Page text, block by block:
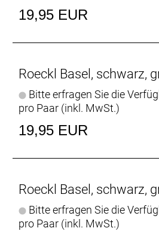
19,95 EUR
Roeckl Basel, schwarz,
Bitte erfragen Sie die
pro Paar (inkl. MwSt.)
19,95 EUR
Roeckl Basel, schwarz,
Bitte erfragen Sie die
pro Paar (inkl. MwSt.)